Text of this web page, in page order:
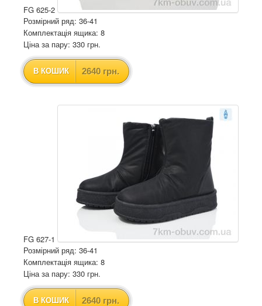
FG 625-2
Розмірний ряд: 36-41
Комплектація ящика: 8
Ціна за пару: 330 грн.
В КОШИК 2640 грн.
FG 627-1
Розмірний ряд: 36-41
Комплектація ящика: 8
Ціна за пару: 330 грн.
В КОШИК 2640 грн.